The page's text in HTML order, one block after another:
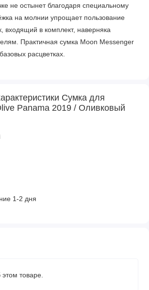
не остынет благодаря специальному
на молнии упрощает пользование
входящий в комплект, наверняка
Практичная сумка Moon Messenger
расцветках.
Сумка для
Panama 2019 / Оливковый
1-2 дня
товаре.